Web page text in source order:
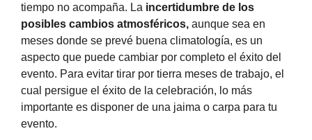
tiempo no acompaña. La incertidumbre de los
posibles cambios atmosféricos, aunque sea en
meses donde se prevé buena climatología, es un
aspecto que puede cambiar por completo el éxito del
evento. Para evitar tirar por tierra meses de trabajo, el
cual persigue el éxito de la celebración, lo más
importante es disponer de una jaima o carpa para tu
evento.